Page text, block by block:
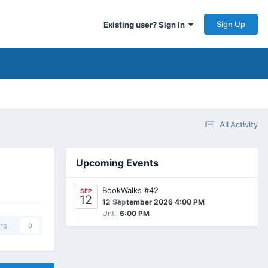
Existing user? Sign In Sign Up
All Activity
0
Upcoming Events
SEP
12 0
BookWalks #42
12 September 2026 4:00 PM
Until 6:00 PM